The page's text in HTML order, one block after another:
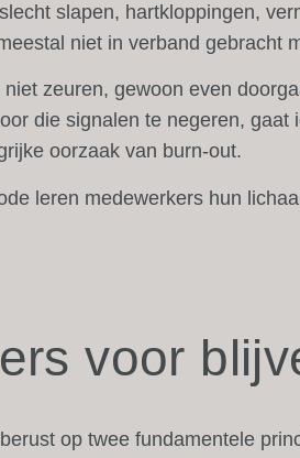
slapen, hartkloppingen,
niet in verband gebracht
zeuren, gewoon even
die signalen te negeren,
oorzaak van burn-out.
leren medewerkers hun
voor
op twee fundamentele